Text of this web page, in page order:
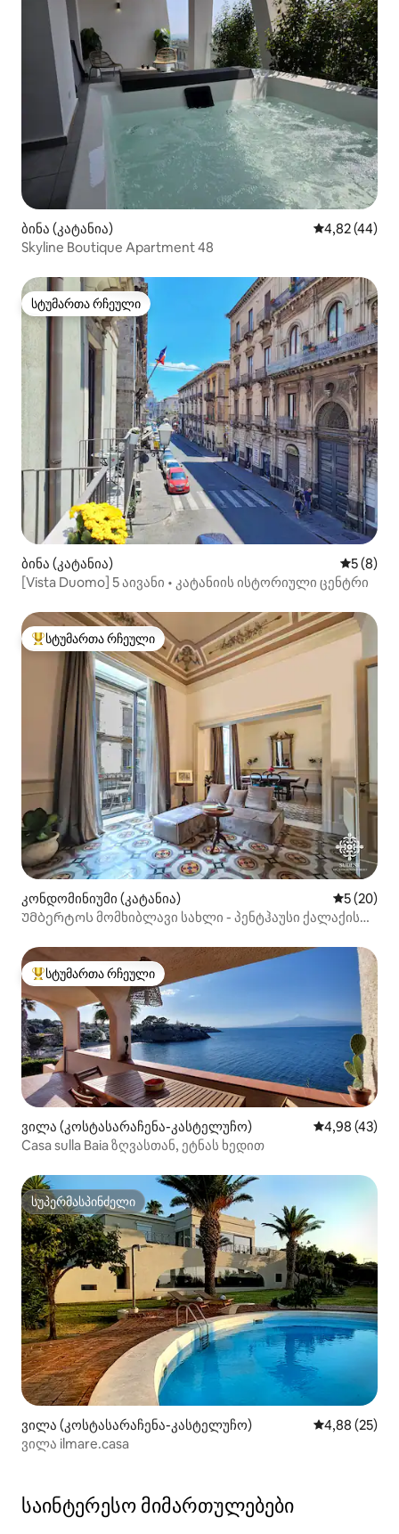
ბინა (კატანია) საშუალო
4,82 (44)
Skyline Boutique Apartment 48
სტუმართა რჩეული
სტუმართა რჩეული
ბინა (კატანია) საშუალო
5 (8)
[Vista Duomo] 5 აივანი • კატანიის ისტორიული ცენტრი
სტუმართა რჩეული მოწინავე ვარიანტი
სტუმართა რჩეული
კონდომინიუმი (კატანია) საშუალო
5 (20)
Უმბერტოს მომხიბლავი სახლი - პენტჰაუსი ქალაქის
სტუმართა რჩეული მოწინავე ვარიანტი
სტუმართა რჩეული
ვილა (კოსტასარაჩენა-კასტელუჩო) საშუალო
4,98 (43)
Casa sulla Baia ზღვასთან, ეტნას ხედით
სუპერმასპინძელი
სუპერმასპინძელი
ვილა (კოსტასარაჩენა-კასტელუჩო) საშუალო
4,88 (25)
ვილა ilmare.casa
საინტერესო მიმართულებები